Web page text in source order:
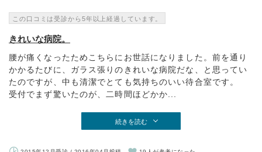
この口コミは受診から5年以上経過しています。
きれいな病院。
腰が痛くなったためこちらにお世話になりました。前を通り
かかるたびに、ガラス張りのきれいな病院だな、と思ってい
たのですが、中も清潔でとても気持ちのいい待合室です。
受付でまず驚いたのが、二時間ほどかか...
続きを読む